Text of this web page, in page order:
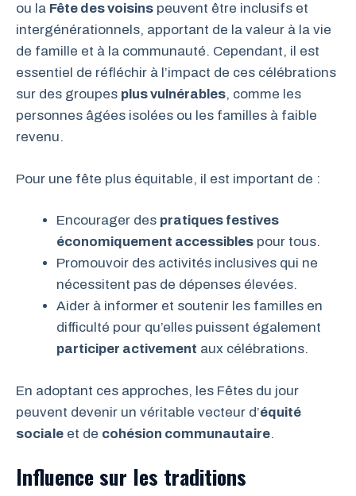
ou la Fête des voisins peuvent être inclusifs et
intergénérationnels, apportant de la valeur à la vie
de famille et à la communauté. Cependant, il est
essentiel de réfléchir à l’impact de ces célébrations
sur des groupes plus vulnérables, comme les
personnes âgées isolées ou les familles à faible
revenu.
Pour une fête plus équitable, il est important de :
Encourager des pratiques festives
économiquement accessibles pour tous.
Promouvoir des activités inclusives qui ne
nécessitent pas de dépenses élevées.
Aider à informer et soutenir les familles en
difficulté pour qu’elles puissent également
participer activement aux célébrations.
En adoptant ces approches, les Fêtes du jour
peuvent devenir un véritable vecteur d’équité
sociale et de cohésion communautaire.
Influence sur les traditions